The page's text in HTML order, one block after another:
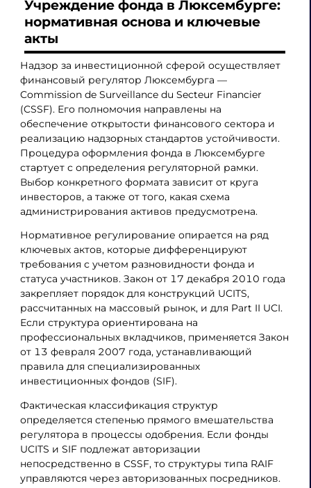
Учреждение фонда в Люксембурге:
нормативная основа и ключевые
акты
Надзор за инвестиционной сферой осуществляет
финансовый регулятор Люксембурга —
Commission de Surveillance du Secteur Financier
(CSSF). Его полномочия направлены на
обеспечение открытости финансового сектора и
реализацию надзорных стандартов устойчивости.
Процедура оформления фонда в Люксембурге
стартует с определения регуляторной рамки.
Выбор конкретного формата зависит от круга
инвесторов, а также от того, какая схема
администрирования активов предусмотрена.
Нормативное регулирование опирается на ряд
ключевых актов, которые дифференцируют
требования с учетом разновидности фонда и
статуса участников. Закон от 17 декабря 2010 года
закрепляет порядок для конструкций UCITS,
рассчитанных на массовый рынок, и для Part II UCI.
Если структура ориентирована на
профессиональных вкладчиков, применяется Закон
от 13 февраля 2007 года, устанавливающий
правила для специализированных
инвестиционных фондов (SIF).
Фактическая классификация структур
определяется степенью прямого вмешательства
регулятора в процессы одобрения. Если фонды
UCITS и SIF подлежат авторизации
непосредственно в CSSF, то структуры типа RAIF
управляются через авторизованных посредников.